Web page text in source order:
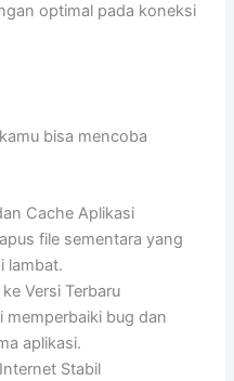
optimal pada koneksi
bisa mencoba
Cache Aplikasi
file sementara yang
lambat.
Versi Terbaru
memperbaiki bug dan
aplikasi.
Stabil